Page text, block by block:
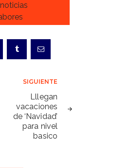
SIGUIENTE
Lllegan
vacaciones
de ‘Navidad’
para nivel
basico